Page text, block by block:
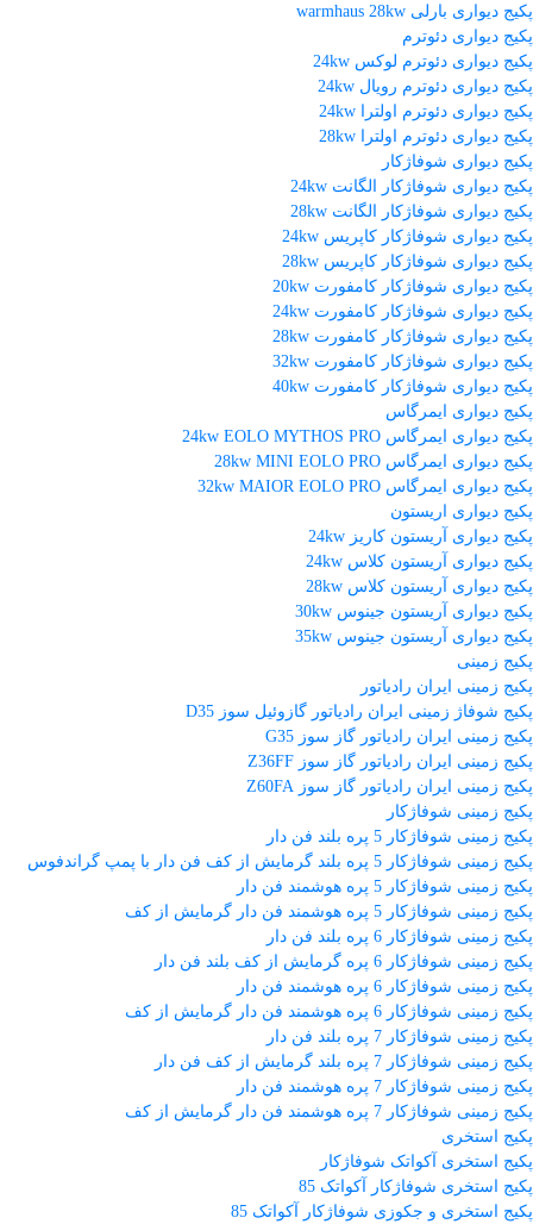
پکیج دیواری بارلی warmhaus 28kw
پکیج دیواری دئوترم
پکیج دیواری دئوترم لوکس 24kw
پکیج دیواری دئوترم رویال 24kw
پکیج دیواری دئوترم اولترا 24kw
پکیج دیواری دئوترم اولترا 28kw
پکیج دیواری شوفاژکار
پکیج دیواری شوفاژکار الگانت 24kw
پکیج دیواری شوفاژکار الگانت 28kw
پکیج دیواری شوفاژکار کاپریس 24kw
پکیج دیواری شوفاژکار کاپریس 28kw
پکیج دیواری شوفاژکار کامفورت 20kw
پکیج دیواری شوفاژکار کامفورت 24kw
پکیج دیواری شوفاژکار کامفورت 28kw
پکیج دیواری شوفاژکار کامفورت 32kw
پکیج دیواری شوفاژکار کامفورت 40kw
پکیج دیواری ایمرگاس
پکیج دیواری ایمرگاس 24kw EOLO MYTHOS PRO
پکیج دیواری ایمرگاس 28kw MINI EOLO PRO
پکیج دیواری ایمرگاس 32kw MAIOR EOLO PRO
پکیج دیواری اریستون
پکیج دیواری آریستون کاریز 24kw
پکیج دیواری آریستون کلاس 24kw
پکیج دیواری آریستون کلاس 28kw
پکیج دیواری آریستون جینوس 30kw
پکیج دیواری آریستون جینوس 35kw
پکیج زمینی
پکیج زمینی ایران رادیاتور
پکیج شوفاژ زمینی ایران رادیاتور گازوئیل سوز D35
پکیج زمینی ایران رادیاتور گاز سوز G35
پکیج زمینی ایران رادیاتور گاز سوز Z36FF
پکیج زمینی ایران رادیاتور گاز سوز Z60FA
پکیج زمینی شوفاژکار
پکیج زمینی شوفاژکار 5 پره بلند فن دار
پکیج زمینی شوفاژکار 5 پره بلند گرمایش از کف فن دار با پمپ گراندفوس
پکیج زمینی شوفاژکار 5 پره هوشمند فن دار
پکیج زمینی شوفاژکار 5 پره هوشمند فن دار گرمایش از کف
پکیج زمینی شوفاژکار 6 پره بلند فن دار
پکیج زمینی شوفاژکار 6 پره گرمایش از کف بلند فن دار
پکیج زمینی شوفاژکار 6 پره هوشمند فن دار
پکیج زمینی شوفاژکار 6 پره هوشمند فن دار گرمایش از کف
پکیج زمینی شوفاژکار 7 پره بلند فن دار
پکیج زمینی شوفاژکار 7 پره بلند گرمایش از کف فن دار
پکیج زمینی شوفاژکار 7 پره هوشمند فن دار
پکیج زمینی شوفاژکار 7 پره هوشمند فن دار گرمایش از کف
پکیج استخری
پکیج استخری آکواتک شوفاژکار
پکیج استخری شوفاژکار آکواتک 85
پکیج استخری و جکوزی شوفاژکار آکواتک 85